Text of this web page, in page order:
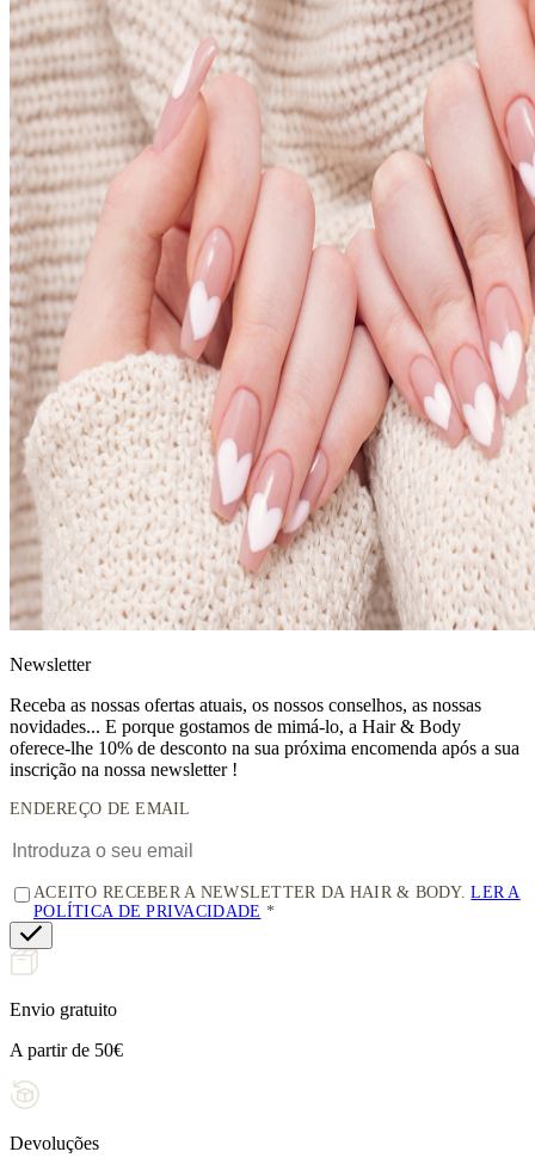
Newsletter
Receba as nossas ofertas atuais, os nossos conselhos, as nossas
novidades... E porque gostamos de mimá-lo, a Hair & Body
oferece-lhe 10% de desconto na sua próxima encomenda após a sua
inscrição na nossa newsletter !
ENDEREÇO DE EMAIL
ACEITO RECEBER A NEWSLETTER DA HAIR & BODY.LER A
POLÍTICA DE PRIVACIDADE
Envio gratuito
A partir de 50€
Devoluções